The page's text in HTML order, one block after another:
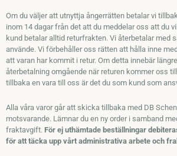
Om du väljer att utnyttja ångerrätten betalar vi
inom 14 dagar från det att du meddelar oss att du
kund betalar alltid returfrakten. Vi återbetalar med
använde. Vi förbehåller oss rätten att hålla inne
att varan har kommit i retur. Om detta innebär
återbetalning omgående när returen kommer oss
tillbaka en vara till oss är det du som kund som
Alla våra varor går att skicka tillbaka med DB
motsvarande. Lämnar du en ny order i samband
fraktavgift. För ej uthämtade beställningar
för att täcka upp vårt administrativa arbete och